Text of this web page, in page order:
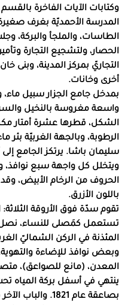
وكتابات الآيات الفاخرة
المدرسة الأحمديّة بغرف
الطاسات، والملجأ والبركة،
الحصار، ولتشجيع التجارة
التجاريّ بمركز المدينة، وبنى
أخرى وخانات.
بمدخل جامع الجزار سبيل
واسعة مغروسة بالنخيل
الشكل، قطرها عشرة أمتار
الرطوبة، وبالجهة الغربيّة بئر
سليمان باشا. يرتكز الجامع إلى
ويتخلل كل واجهة سبع نوافذ،
الحروف من الرخام الأبيض،
باللون الأزرق.
تقوم سدّة فوق الأروقة
تستعمل كمَصلى للنساء، نصل
المئذنة في الركن الشماليّ
وبعض نوافذ للإضاءة
المعدن، (مانع للصواعق)،
ينتهي في أسفل بركة المياه
بصاعقة عام 1821.